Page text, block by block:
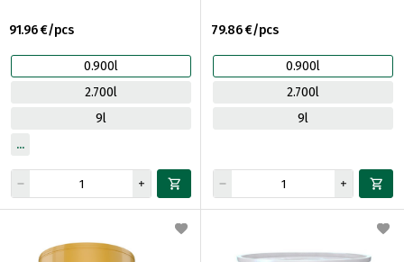
91.96 €/pcs
0.900l
2.700l
9l
79.86 €/pcs
0.900l
2.700l
9l